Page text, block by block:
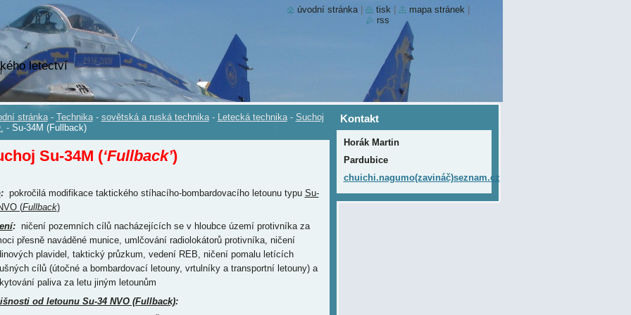
letectví
stránka - Technika - sovětská a ruská technika - Letecká technika - Suchoj
- Su-34M (Fullback)
Su-34M (‘Fullback’)
:pokročilá modifikace taktického stíhacího-bombardovacího letounu typu Su-
(Fullback)
:ničení pozemních cílů nacházejících se v hloubce území protivníka za
přesně naváděné munice, umlčování radiolokátorů protivníka, ničení
plavidel, taktický průzkum, vedení REB, ničení pomalu letících
cílů (útočné a bombardovací letouny, vrtulníky a transportní letouny) a
paliva za letu jiným letounům
od letounu Su-34 NVO (Fullback):
Kontakt
Horák Martin
Pardubice
chuichi.nagumo(zavináč)seznam.cz
úvodní stránka tisk mapa stránek
rss